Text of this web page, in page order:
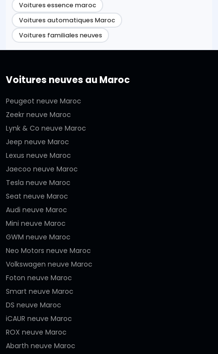
Voitures essence maroc
Voitures automatiques Maroc
Voitures familiales neuves
Voitures neuves au Maroc
Peugeot neuve Maroc
Zeekr neuve Maroc
Lynk & Co neuve Maroc
Jeep neuve Maroc
Lexus neuve Maroc
Jaecoo neuve Maroc
Tesla neuve Maroc
Seat neuve Maroc
Audi neuve Maroc
Mini neuve Maroc
GWM neuve Maroc
Neo Motors neuve Maroc
Volkswagen neuve Maroc
Foton neuve Maroc
Smart neuve Maroc
DS neuve Maroc
iCAUR neuve Maroc
ROX neuve Maroc
Abarth neuve Maroc